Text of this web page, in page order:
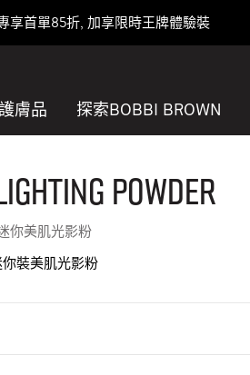
享首單85折, 加享限時王牌體驗裝
膚品 探索BOBBI BROWN
Powder
你美肌光影粉
你裝美肌光影粉